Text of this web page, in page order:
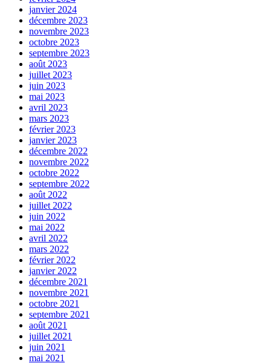
janvier 2024
décembre 2023
novembre 2023
octobre 2023
septembre 2023
août 2023
juillet 2023
juin 2023
mai 2023
avril 2023
mars 2023
février 2023
janvier 2023
décembre 2022
novembre 2022
octobre 2022
septembre 2022
août 2022
juillet 2022
juin 2022
mai 2022
avril 2022
mars 2022
février 2022
janvier 2022
décembre 2021
novembre 2021
octobre 2021
septembre 2021
août 2021
juillet 2021
juin 2021
mai 2021